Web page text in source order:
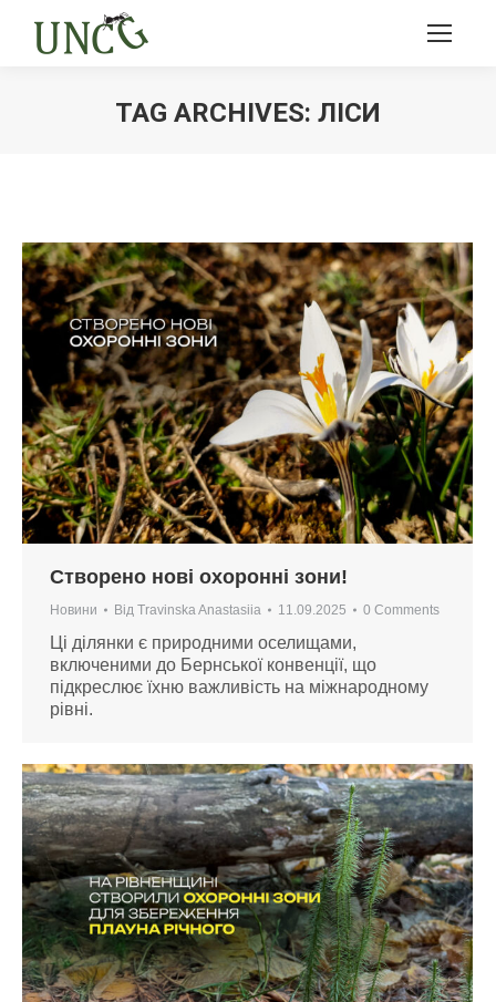
TAG ARCHIVES: ЛІСИ
Створено нові охоронні зони!
Новини Від Travinska Anastasiia 11.09.2025 0 Comments
Ці ділянки є природними оселищами,
включеними до Бернської конвенції, що
підкреслює їхню важливість на міжнародному
рівні.